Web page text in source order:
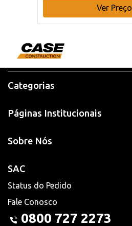
Ver Preço
Categorias
Páginas Institucionais
Sobre Nós
SAC
Status do Pedido
Fale Conosco
0800 727 2273